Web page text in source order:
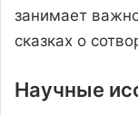
занимает
сказках о
Научные